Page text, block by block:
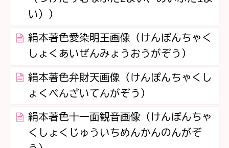
い））
絹本著色愛染明王画像（けんぽんちゃく
しょくあいぜんみょうおうがぞう）
絹本著色弁財天画像（けんぽんちゃくし
ょくべんざいてんがぞう）
絹本著色十一面観音画像（けんぽんちゃ
くしょくじゅういちめんかんのんがぞ